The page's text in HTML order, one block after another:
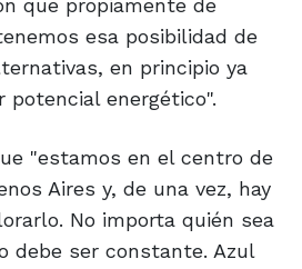
que propiamente de
esa posibilidad de
en principio ya
potencial energético".
"estamos en el centro de
Aires y, de una vez, hay
No importa quién sea
debe ser constante. Azul